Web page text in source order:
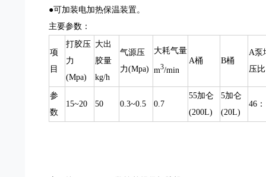
●可加装电加热保温装置。
主要参数：
项
目
打胶压
力
(Mpa)
大出
胶量
kg/h
气源压
力(Mpa)
大耗气量
m3/min
A桶 B桶
A泵
压比
参
数
15~20 50 0.3~0.5 0.7
55加仑
(200L)
5加仑
(20L)
46